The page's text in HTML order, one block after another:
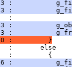
:
:
:
:
:
:         }
:       else
:         {
: